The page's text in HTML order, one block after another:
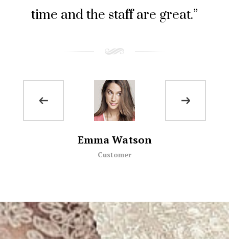
time and the staff are great.”
Aenean
Customer